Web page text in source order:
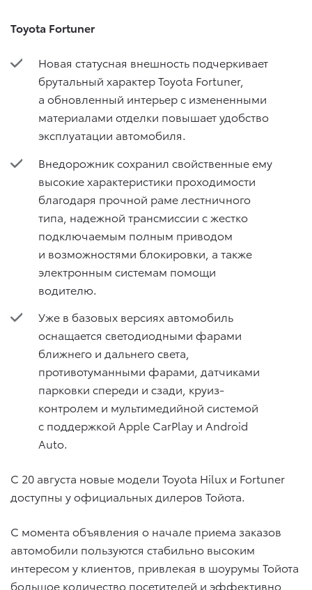
Toyota Fortuner
Новая статусная внешность подчеркивает
брутальный характер Toyota Fortuner,
а обновленный интерьер с измененными
материалами отделки повышает удобство
эксплуатации автомобиля.
Внедорожник сохранил свойственные ему
высокие характеристики проходимости
благодаря прочной раме лестничного
типа, надежной трансмиссии с жестко
подключаемым полным приводом
и возможностями блокировки, а также
электронным системам помощи
водителю.
Уже в базовых версиях автомобиль
оснащается светодиодными фарами
ближнего и дальнего света,
противотуманными фарами, датчиками
парковки спереди и сзади, круиз-
контролем и мультимедийной системой
с поддержкой Apple CarPlay и Android
Auto.
С 20 августа новые модели Toyota Hilux и Fortuner
доступны у официальных дилеров Тойота.
С момента объявления о начале приема заказов
автомобили пользуются стабильно высоким
интересом у клиентов, привлекая в шоурумы Тойота
большое количество посетителей и эффективно